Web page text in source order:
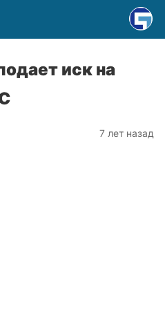
иск на
7 лет назад